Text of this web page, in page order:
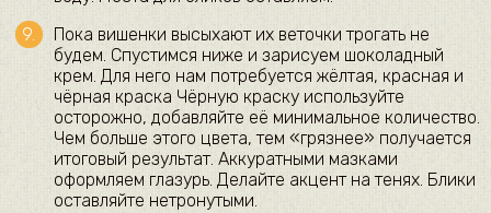
Пока вишенки высыхают их веточки трогать не
будем. Спустимся ниже и зарисуем шоколадный
крем. Для него нам потребуется жёлтая, красная и
чёрная краска Чёрную краску используйте
осторожно, добавляйте её минимальное количество.
Чем больше этого цвета, тем «грязнее» получается
итоговый результат. Аккуратными мазками
оформляем глазурь. Делайте акцент на тенях. Блики
оставляйте нетронутыми.